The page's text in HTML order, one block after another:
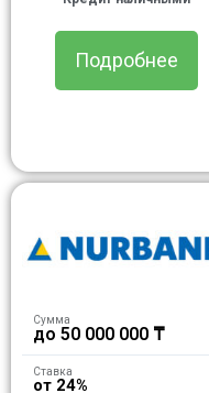
Подробнее
Сумма
до 50 000 000 ₸
Ставка
от 24%